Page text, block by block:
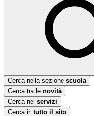
Cerca nella sezione scuola
Cerca tra le novità
Cerca nei servizi
Cerca in tutto il sito